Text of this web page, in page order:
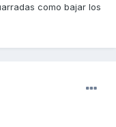
como bajar los